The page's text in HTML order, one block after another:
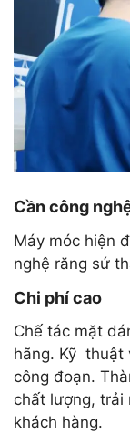
Cần công
Máy móc hiện
nghệ răng sứ
Chi phí cao
Chế tác mặt
hãng. Kỹ thuật
công đoạn.
chất lượng, trải
khách hàng.